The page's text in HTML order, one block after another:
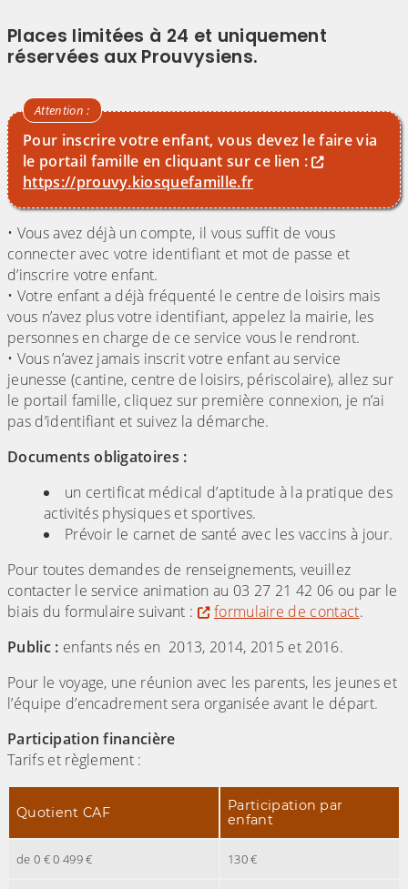
Places limitées à 24 et uniquement
réservées aux Prouvysiens.
Pour inscrire votre enfant, vous devez le faire via
le portail famille en cliquant sur ce lien :
https://prouvy.kiosquefamille.fr
• Vous avez déjà un compte, il vous suffit de vous
connecter avec votre identifiant et mot de passe et
d’inscrire votre enfant.
• Votre enfant a déjà fréquenté le centre de loisirs mais
vous n’avez plus votre identifiant, appelez la mairie, les
personnes en charge de ce service vous le rendront.
• Vous n’avez jamais inscrit votre enfant au service
jeunesse (cantine, centre de loisirs, périscolaire), allez sur
le portail famille, cliquez sur première connexion, je n’ai
pas d’identifiant et suivez la démarche.
Documents obligatoires :
un certificat médical d’aptitude à la pratique des
activités physiques et sportives.
Prévoir le carnet de santé avec les vaccins à jour.
Pour toutes demandes de renseignements, veuillez
contacter le service animation au 03 27 21 42 06 ou par le
biais du formulaire suivant :
formulaire de contact.
Public : enfants nés en 2013, 2014, 2015 et 2016.
Pour le voyage, une réunion avec les parents, les jeunes et
l’équipe d’encadrement sera organisée avant le départ.
Participation financière
Tarifs et règlement :
Quotient CAF
Participation par
enfant
de 0 € 0 499 € 130 €